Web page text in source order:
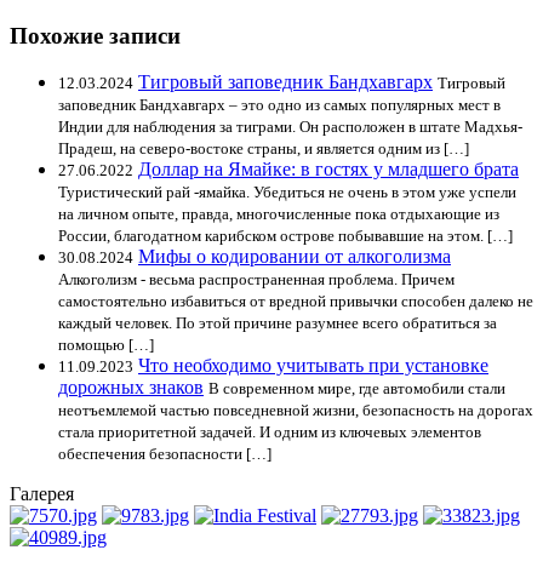
Похожие записи
12.03.2024 Тигровый заповедник Бандхавгарх Тигровый
заповедник Бандхавгарх – это одно из самых популярных мест в
Индии для наблюдения за тиграми. Он расположен в штате Мадхья-
Прадеш, на северо-востоке страны, и является одним из […]
27.06.2022 Доллар на Ямайке: в гостях у младшего брата
Туристический рай -ямайка. Убедиться не очень в этом уже успели
на личном опыте, правда, многочисленные пока отдыхающие из
России, благодатном карибском острове побывавшие на этом. […]
30.08.2024 Мифы о кодировании от алкоголизма
Алкоголизм - весьма распространенная проблема. Причем
самостоятельно избавиться от вредной привычки способен далеко не
каждый человек. По этой причине разумнее всего обратиться за
помощью […]
11.09.2023 Что необходимо учитывать при установке
дорожных знаков В современном мире, где автомобили стали
неотъемлемой частью повседневной жизни, безопасность на дорогах
стала приоритетной задачей. И одним из ключевых элементов
обеспечения безопасности […]
Галерея